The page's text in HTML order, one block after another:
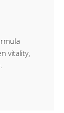
vitality,